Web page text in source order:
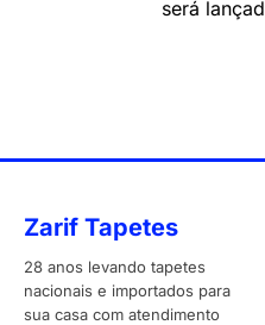
será
Zarif Tapetes
28 anos levando tapetes
nacionais e importados para
sua casa com atendimento